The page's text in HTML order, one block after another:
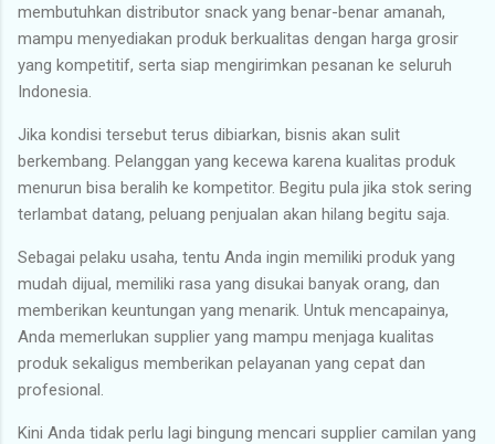
membutuhkan distributor snack yang benar-benar amanah,
mampu menyediakan produk berkualitas dengan harga grosir
yang kompetitif, serta siap mengirimkan pesanan ke seluruh
Indonesia.
Jika kondisi tersebut terus dibiarkan, bisnis akan sulit
berkembang. Pelanggan yang kecewa karena kualitas produk
menurun bisa beralih ke kompetitor. Begitu pula jika stok sering
terlambat datang, peluang penjualan akan hilang begitu saja.
Sebagai pelaku usaha, tentu Anda ingin memiliki produk yang
mudah dijual, memiliki rasa yang disukai banyak orang, dan
memberikan keuntungan yang menarik. Untuk mencapainya,
Anda memerlukan supplier yang mampu menjaga kualitas
produk sekaligus memberikan pelayanan yang cepat dan
profesional.
Kini Anda tidak perlu lagi bingung mencari supplier camilan yang